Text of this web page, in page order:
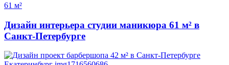
61 м²
Дизайн интерьера студии маникюра 61 м² в
Санкт-Петербурге